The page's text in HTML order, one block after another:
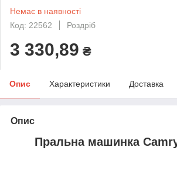
Немає в наявності
Код: 22562
Роздріб
3 330,89 ₴
Опис Характеристики Доставка
Опис
Пральна машинка